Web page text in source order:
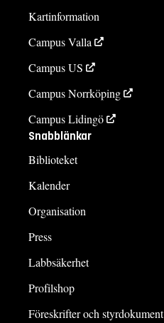
Kartinformation
Campus Valla
Campus US
Campus Norrköping
Campus Lidingö
Snabblänkar
Biblioteket
Kalender
Organisation
Press
Labbsäkerhet
Profilshop
Föreskrifter och styrdokument